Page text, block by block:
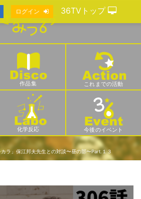
作品集 これまでの活動
化学反応 今後のイベント
ラ」保江邦夫先生との対談〜昼の部〜Part.１３
ログイン 36TVトップ